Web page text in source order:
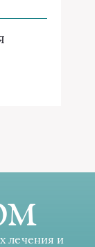
лечения и